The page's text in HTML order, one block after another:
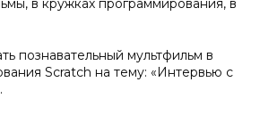
в кружках программирования, в
познавательный мультфильм в
Scratch на тему: «Интервью с